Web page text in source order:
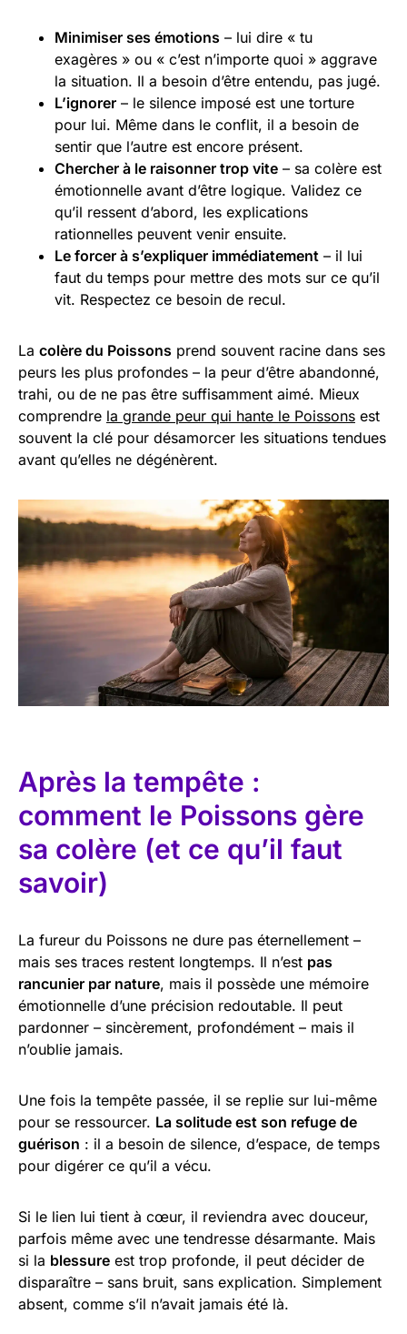
Minimiser ses émotions – lui dire « tu
exagères » ou « c’est n’importe quoi » aggrave
la situation. Il a besoin d’être entendu, pas jugé.
L’ignorer – le silence imposé est une torture
pour lui. Même dans le conflit, il a besoin de
sentir que l’autre est encore présent.
Chercher à le raisonner trop vite – sa colère est
émotionnelle avant d’être logique. Validez ce
qu’il ressent d’abord, les explications
rationnelles peuvent venir ensuite.
Le forcer à s’expliquer immédiatement – il lui
faut du temps pour mettre des mots sur ce qu’il
vit. Respectez ce besoin de recul.
La colère du Poissons prend souvent racine dans ses
peurs les plus profondes – la peur d’être abandonné,
trahi, ou de ne pas être suffisamment aimé. Mieux
comprendre la grande peur qui hante le Poissons est
souvent la clé pour désamorcer les situations tendues
avant qu’elles ne dégénèrent.
Après la tempête :
comment le Poissons gère
sa colère (et ce qu’il faut
savoir)
La fureur du Poissons ne dure pas éternellement –
mais ses traces restent longtemps. Il n’est pas
rancunier par nature, mais il possède une mémoire
émotionnelle d’une précision redoutable. Il peut
pardonner – sincèrement, profondément – mais il
n’oublie jamais.
Une fois la tempête passée, il se replie sur lui-même
pour se ressourcer. La solitude est son refuge de
guérison : il a besoin de silence, d’espace, de temps
pour digérer ce qu’il a vécu.
Si le lien lui tient à cœur, il reviendra avec douceur,
parfois même avec une tendresse désarmante. Mais
si la blessure est trop profonde, il peut décider de
disparaître – sans bruit, sans explication. Simplement
absent, comme s’il n’avait jamais été là.